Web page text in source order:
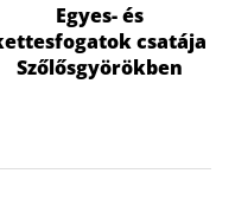
Egyes- és
csatája
Szőlősgyörökben